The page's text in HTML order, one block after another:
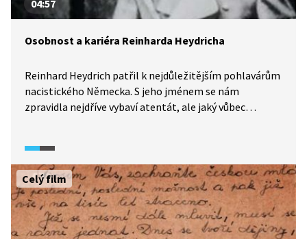
04:57
Osobnost a kariéra Reinharda Heydricha
Reinhard Heydrich patřil k nejdůležitějším pohlavárům
nacistického Německa. S jeho jménem se nám
zpravidla nejdříve vybaví atentát, ale jaký vůbec
Celý film